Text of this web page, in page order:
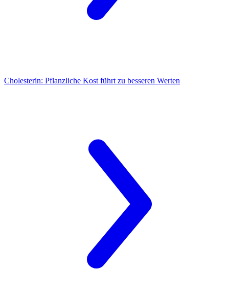
Cholesterin: Pflanzliche Kost führt zu besseren Werten